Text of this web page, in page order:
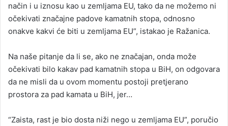
način i u iznosu kao u zemljama EU, tako da ne možemo ni
očekivati značajne padove kamatnih stopa, odnosno
onakve kakvi će biti u zemljama EU”, istakao je Ražanica.
Na naše pitanje da li se, ako ne značajan, onda može
očekivati bilo kakav pad kamatnih stopa u BiH, on odgovara
da ne misli da u ovom momentu postoji pretjerano
prostora za pad kamata u BiH, jer…
“Zaista, rast je bio dosta niži nego u zemljama EU”, poručio